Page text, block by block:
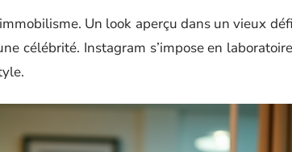
Un look aperçu dans un vieux
célébrité. Instagram s’impose en